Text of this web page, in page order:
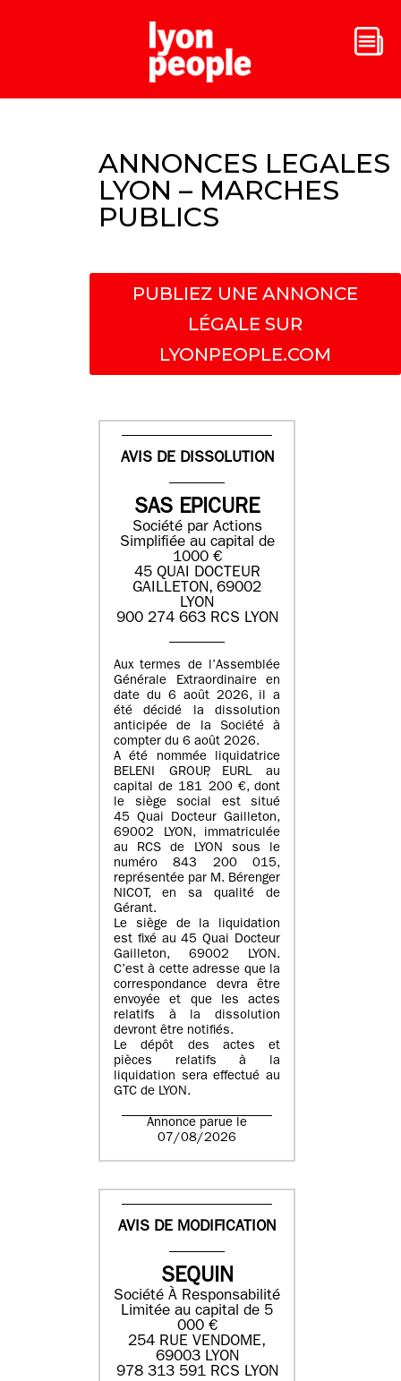
ANNONCES LEGALES
LYON – MARCHES
PUBLICS
PUBLIEZ UNE ANNONCE
LÉGALE SUR
LYONPEOPLE.COM
AVIS DE DISSOLUTION
SAS EPICURE
Société par Actions
Simplifiée au capital de
1000 €
45 QUAI DOCTEUR
GAILLETON, 69002
LYON
900 274 663 RCS LYON
Aux termes de l’Assemblée
Générale Extraordinaire en
date du 6 août 2026, il a
été décidé la dissolution
anticipée de la Société à
compter du 6 août 2026.
A été nommée liquidatrice
BELENI GROUP, EURL au
capital de 181 200 €, dont
le siège social est situé
45 Quai Docteur Gailleton,
69002 LYON, immatriculée
au RCS de LYON sous le
numéro 843 200 015,
représentée par M. Bérenger
NICOT, en sa qualité de
Gérant.
Le siège de la liquidation
est fixé au45 Quai Docteur
Gailleton, 69002 LYON.
C’est à cette adresse que la
correspondance devra être
envoyée et que les actes
relatifs à la dissolution
devront être notifiés.
Le dépôt des actes et
pièces relatifs à la
liquidation sera effectué au
GTC de LYON.
Annonce parue le
07/08/2026
AVIS DE MODIFICATION
SEQUIN
Société À Responsabilité
Limitée au capital de 5
000 €
254 RUE VENDOME,
69003 LYON
978 313 591 RCS LYON